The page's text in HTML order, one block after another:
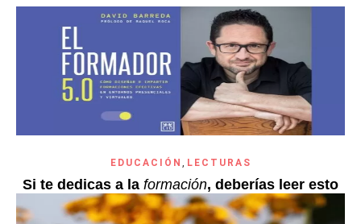
EDUCACIÓN , LECTURAS
Si te dedicas a la formación, deberías leer esto